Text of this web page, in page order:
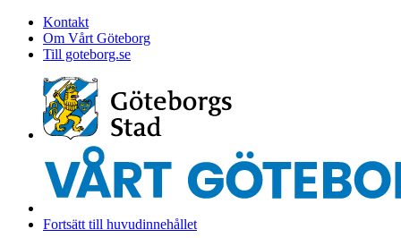
Kontakt
Om Vårt Göteborg
Till goteborg.se
Fortsätt till huvudinnehållet